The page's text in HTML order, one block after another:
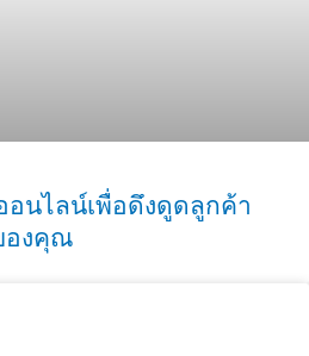
นไลน์เพื่อดึงดูดลูกค้า
องคุณ